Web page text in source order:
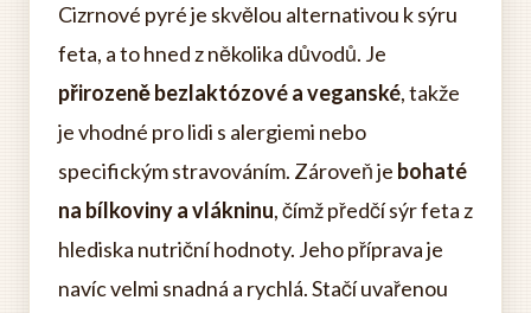
Cizrnové pyré je skvělou alternativou k sýru
feta, a to hned z několika důvodů. Je
přirozeně bezlaktózové a veganské, takže
je vhodné pro lidi s alergiemi nebo
specifickým stravováním. Zároveň je bohaté
na bílkoviny a vlákninu, čímž předčí sýr feta z
hlediska nutriční hodnoty. Jeho příprava je
navíc velmi snadná a rychlá. Stačí uvařenou